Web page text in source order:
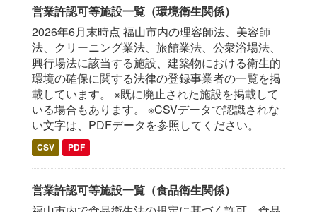
営業許認可等施設一覧（環境衛生関係）
2026年6月末時点 福山市内の理容師法、美容師
法、クリーニング業法、旅館業法、公衆浴場法、
興行場法に該当する施設、建築物における衛生的
環境の確保に関する法律の登録事業者の一覧を掲
載しています。 ※既に廃止された施設を掲載して
いる場合もあります。 ※CSVデータで認識されな
い文字は、PDFデータを参照してください。
CSV PDF
営業許認可等施設一覧（食品衛生関係）